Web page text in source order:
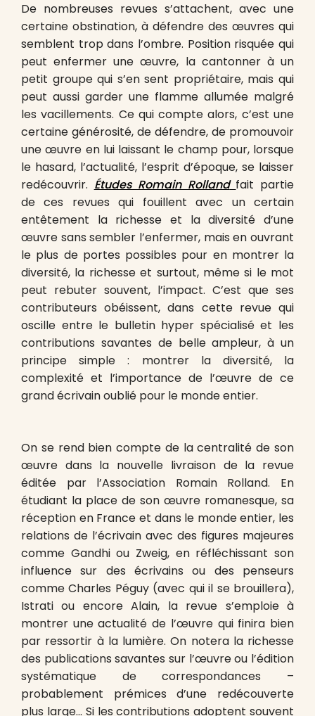
De nombreuses revues s’attachent, avec une
certaine obstination, à défendre des œuvres qui
semblent trop dans l’ombre. Position risquée qui
peut enfermer une œuvre, la cantonner à un
petit groupe qui s’en sent propriétaire, mais qui
peut aussi garder une flamme allumée malgré
les vacillements. Ce qui compte alors, c’est une
certaine générosité, de défendre, de promouvoir
une œuvre en lui laissant le champ pour, lorsque
le hasard, l’actualité, l’esprit d’époque, se laisser
redécouvrir. Études Romain Rolland fait partie
de ces revues qui fouillent avec un certain
entêtement la richesse et la diversité d’une
œuvre sans sembler l’enfermer, mais en ouvrant
le plus de portes possibles pour en montrer la
diversité, la richesse et surtout, même si le mot
peut rebuter souvent, l’impact. C’est que ses
contributeurs obéissent, dans cette revue qui
oscille entre le bulletin hyper spécialisé et les
contributions savantes de belle ampleur, à un
principe simple : montrer la diversité, la
complexité et l’importance de l’œuvre de ce
grand écrivain oublié pour le monde entier.
On se rend bien compte de la centralité de son
œuvre dans la nouvelle livraison de la revue
éditée par l’Association Romain Rolland. En
étudiant la place de son œuvre romanesque, sa
réception en France et dans le monde entier, les
relations de l’écrivain avec des figures majeures
comme Gandhi ou Zweig, en réfléchissant son
influence sur des écrivains ou des penseurs
comme Charles Péguy (avec qui il se brouillera),
Istrati ou encore Alain, la revue s’emploie à
montrer une actualité de l’œuvre qui finira bien
par ressortir à la lumière. On notera la richesse
des publications savantes sur l’œuvre ou l’édition
systématique de correspondances –
probablement prémices d’une redécouverte
plus large… Si les contributions adoptent souvent